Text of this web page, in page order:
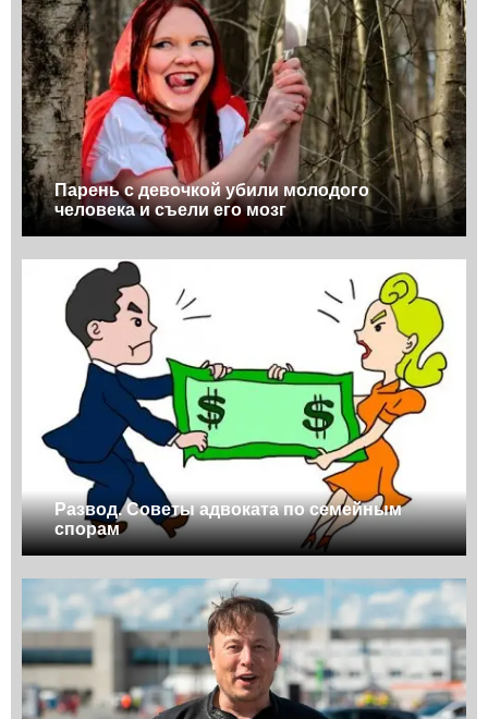
Парень с девочкой убили молодого
человека и съели его мозг
Развод. Советы адвоката по семейным
спорам